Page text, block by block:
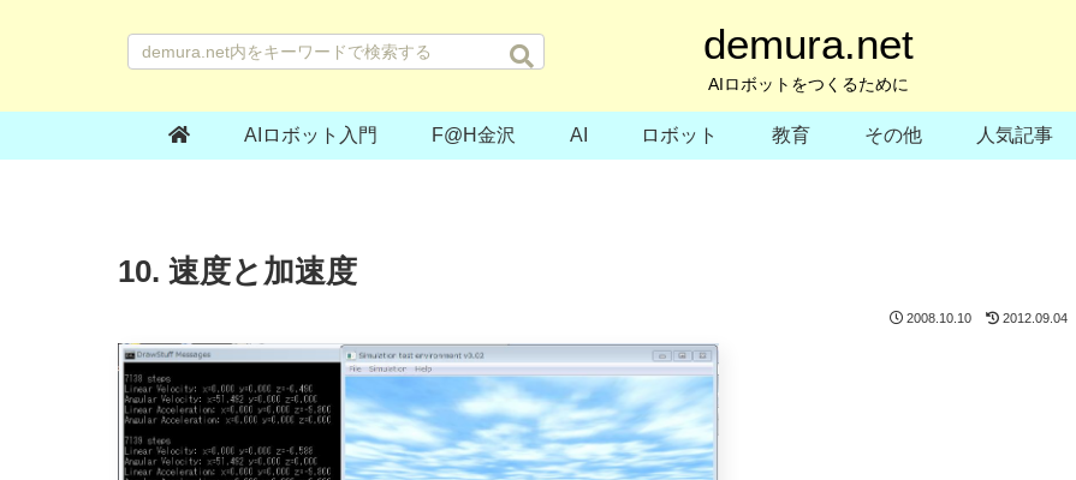
demura.net
AIロボットをつくるために
AIロボット入門 F@H金沢 AI ロボット 教育 その他 人気記事
10. 速度と加速度
2008.10.10 2012.09.04